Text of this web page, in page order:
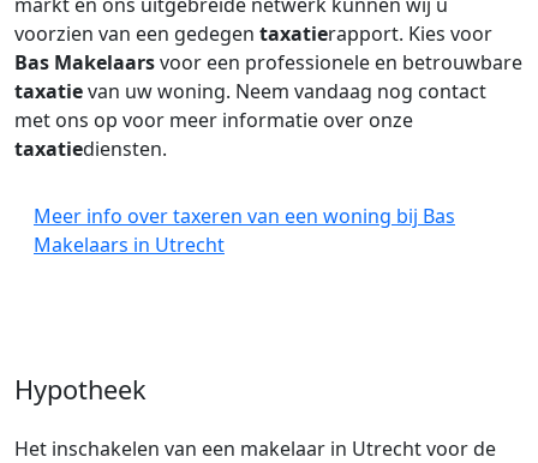
voorzien van een gedegen taxatierapport. Kies voor
Bas Makelaarsvoor een professionele en betrouwbare
taxatievan uw woning. Neem vandaag nog contact
met ons op voor meer informatie over onze
taxatiediensten.
Meer info over taxeren van een woning bij Bas
Makelaars in Utrecht
Hypotheek
Het inschakelen van een makelaar in Utrecht voor de